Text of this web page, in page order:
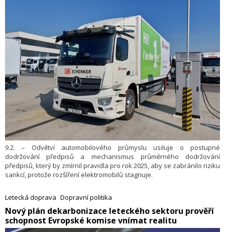
9.2. – Odvětví automobilového průmyslu usiluje o postupné
dodržování předpisů a mechanismus průměrného dodržování
předpisů, který by zmírnil pravidla pro rok 2025, aby se zabránilo riziku
sankcí, protože rozšíření elektromobilů stagnuje.
Letecká doprava Dopravní politika
​Nový plán dekarbonizace leteckého sektoru prověří
schopnost Evropské komise vnímat realitu